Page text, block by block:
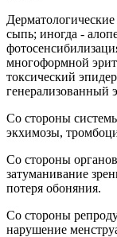
сыпь; иногда -
многоформной
токсический
генерализованный
Со стороны
экхимозы,
Со стороны
затуманивание
потеря обоняния.
Со стороны
нарушение